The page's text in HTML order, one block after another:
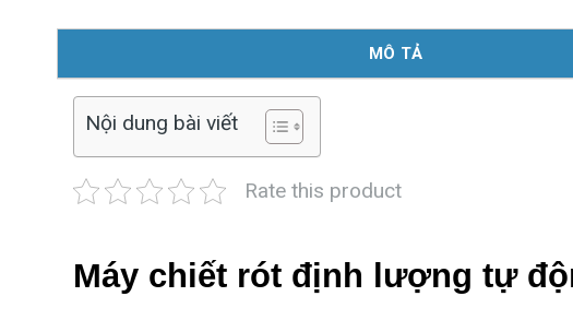
MÔ TẢ
Nội dung bài viết
Rate this product
Máy chiết rót định lượng tự